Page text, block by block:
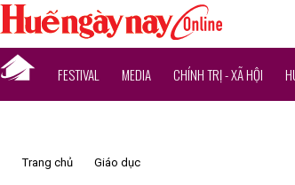
FESTIVAL MEDIA CHÍNH TRỊ - XÃ HỘI
Trang chủ Giáo dục